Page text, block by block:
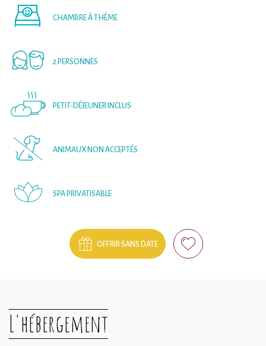
CHAMBRE À THÈME
2 PERSONNES
PETIT-DÉJEUNER INCLUS
ANIMAUX NON ACCEPTÉS
SPA PRIVATISABLE
OFFRIR SANS DATE
L'hébergement